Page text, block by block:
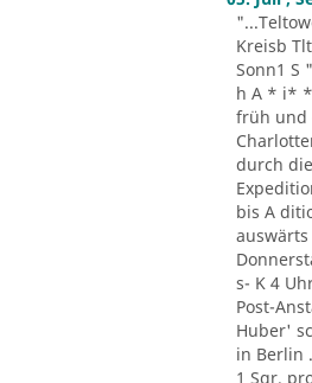
Kreisb
Sonn1 S
h A * i* *
früh und
durch
bis A
s- K 4
Post-
Huber'
in Berlin
1 Sgr.